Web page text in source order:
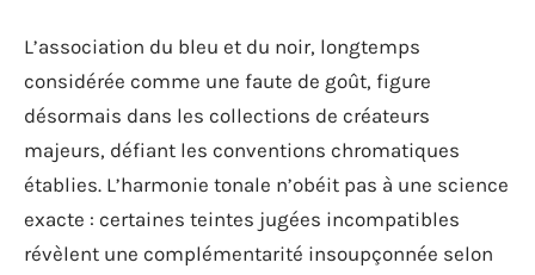
L’association du bleu et du noir, longtemps
considérée comme une faute de goût, figure
désormais dans les collections de créateurs
majeurs, défiant les conventions chromatiques
établies. L’harmonie tonale n’obéit pas à une science
exacte : certaines teintes jugées incompatibles
révèlent une complémentarité insoupçonnée selon